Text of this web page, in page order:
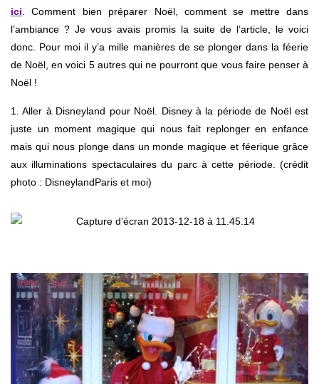
ici . Comment bien préparer Noël, comment se mettre dans
l’ambiance ? Je vous avais promis la suite de l’article, le voici
donc. Pour moi il y’a mille manières de se plonger dans la féerie
de Noël, en voici 5 autres qui ne pourront que vous faire penser à
Noël !
1. Aller à Disneyland pour Noël. Disney à la période de Noël est
juste un moment magique qui nous fait replonger en enfance
mais qui nous plonge dans un monde magique et féerique grâce
aux illuminations spectaculaires du parc à cette période. (crédit
photo : DisneylandParis et moi)